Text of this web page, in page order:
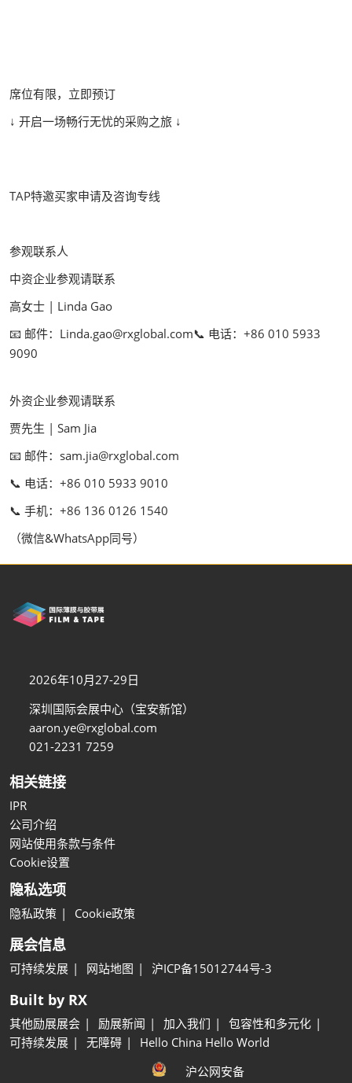
席位有限，立即预订
↓ 开启一场畅行无忧的采购之旅 ↓
TAP特邀买家申请及咨询专线
参观联系人
中资企业参观请联系
高女士 | Linda Gao
📧 邮件：Linda.gao@rxglobal.com📞 电话：+86 010 5933
9090
外资企业参观请联系
贾先生 | Sam Jia
📧 邮件：sam.jia@rxglobal.com
📞 电话：+86 010 5933 9010
📞 手机：+86 136 0126 1540
（微信&WhatsApp同号）
2026年10月27-29日
深圳国际会展中心（宝安新馆）
aaron.ye@rxglobal.com
021-2231 7259
相关链接
IPR
公司介绍
网站使用条款与条件
Cookie设置
隐私选项
隐私政策 Cookie政策
展会信息
可持续发展 网站地图 沪ICP备15012744号-3
Built by RX
其他励展展会 励展新闻 加入我们
包容性和多元化
可持续发展
无障碍
Hello China Hello World
沪公网安备